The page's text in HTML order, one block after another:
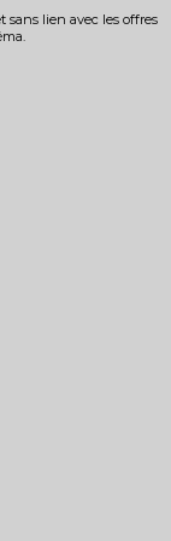
lien avec les offres